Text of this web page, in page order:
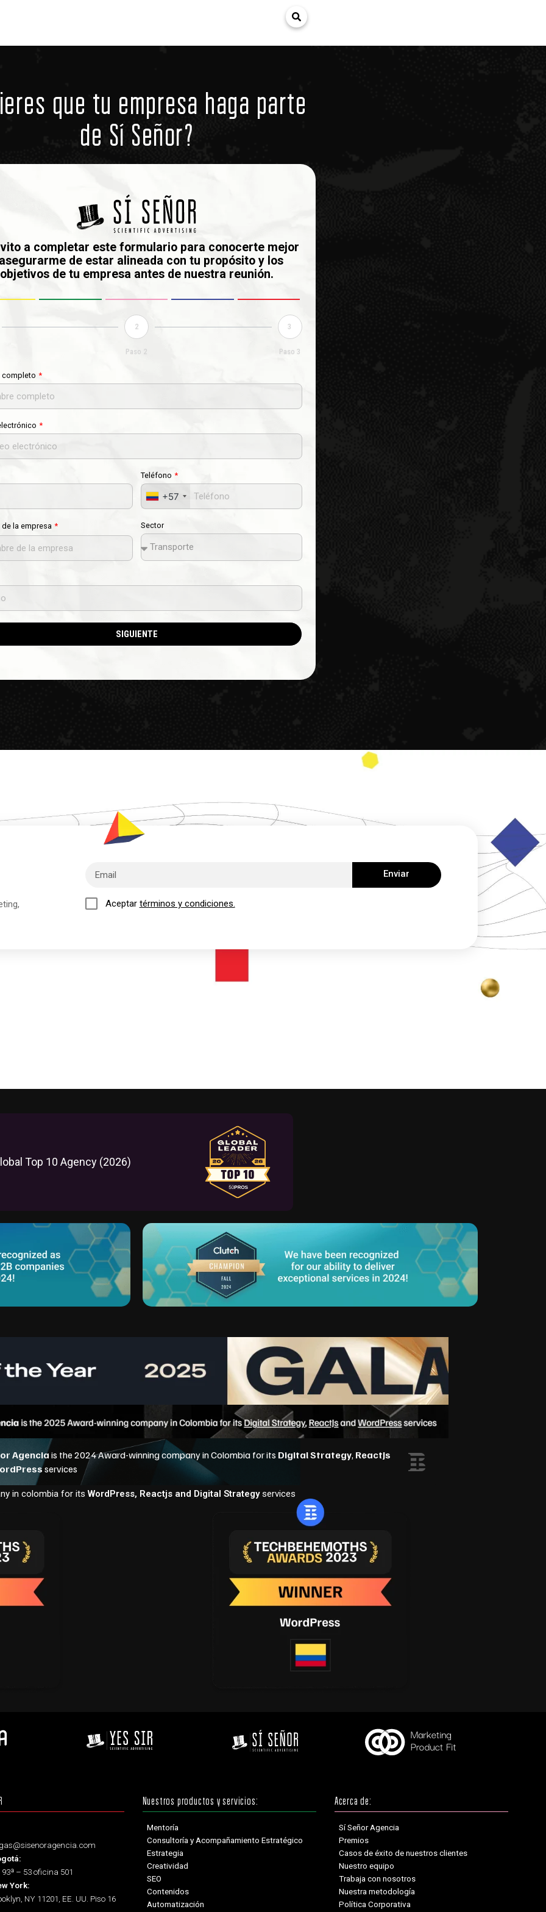
que tu empresa haga parte
de Sí Señor?
a completar este formulario para conocerte mejor
de estar alineada con tu propósito y los
objetivos de tu empresa antes de nuestra reunión.
2
Paso 2
3
Paso 3
completo
Teléfono
+57
la empresa Sector
SIGUIENTE
Aceptar términos y condiciones.
Enviar
Top 10 Agency (2026)
in colombia for its WordPress, Reactjs and Digital Strategyservices
– 53 oficina 501
York:
NY 11201, EE. UU. Piso 16
Nuestros productos y servicios:
Mentoría
Consultoría y Acompañamiento Estratégico
Estrategia
Creatividad
SEO
Contenidos
Automatización
Acerca de:
Sí Señor Agencia
Premios
Casos de éxito de nuestros clientes
Nuestro equipo
Trabaja con nosotros
Nuestra metodología
Política Corporativa